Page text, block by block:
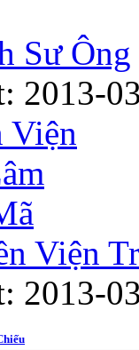
Sư Ông
2013-
Viện
2013-